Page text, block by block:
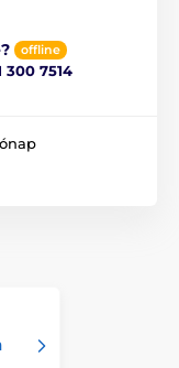
offline
300 7514